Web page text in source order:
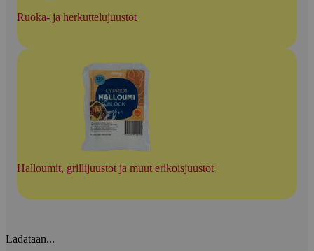
Ruoka- ja herkuttelujuustot
Halloumit, grillijuustot ja muut erikoisjuustot
Ladataan...